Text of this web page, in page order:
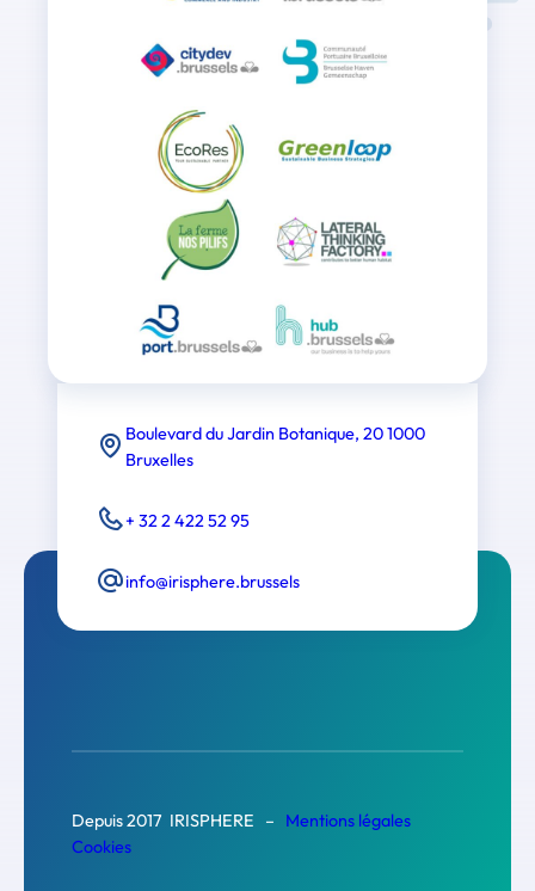
Boulevard du Jardin Botanique, 20 1000
Bruxelles
+ 32 2 422 52 95
info@irisphere.brussels
Depuis 2017 IRISPHERE – Mentions légales
Cookies